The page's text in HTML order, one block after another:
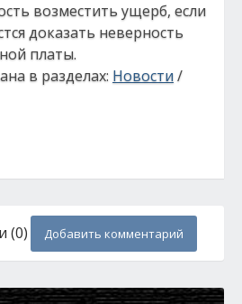
возместить ущерб, если
доказать неверность
платы.
в разделах: Новости/
(0) Добавить комментарий